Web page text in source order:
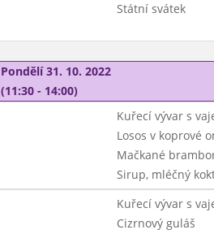
Státní svátek
Pondělí 31. 10. 2022
(11:30 - 14:00)
Kuřecí vývar s
Losos v koprové
Mačkané
Sirup, mléčný
Kuřecí vývar s
Cizrnový guláš